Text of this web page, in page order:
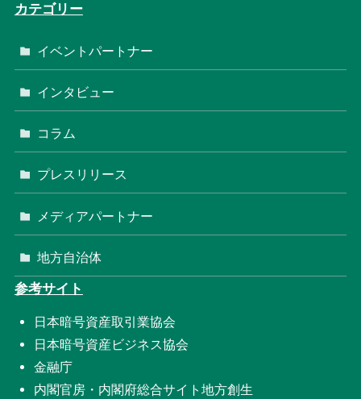
カテゴリー
イベントパートナー
インタビュー
コラム
プレスリリース
メディアパートナー
地方自治体
参考サイト
日本暗号資産取引業協会
日本暗号資産ビジネス協会
金融庁
内閣官房・内閣府総合サイト地方創生